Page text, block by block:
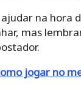
ajudar na hora
mas
jogar no